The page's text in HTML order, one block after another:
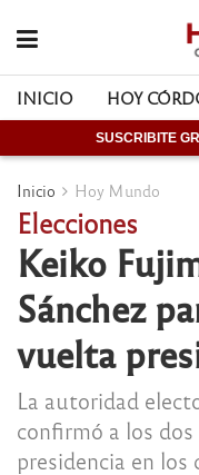
INICIO HOY
SUSCRIBITE
Inicio Hoy Mundo
Elecciones
Keiko
Sánchez
vuelta
La autoridad
confirmó a los
presidencia en los